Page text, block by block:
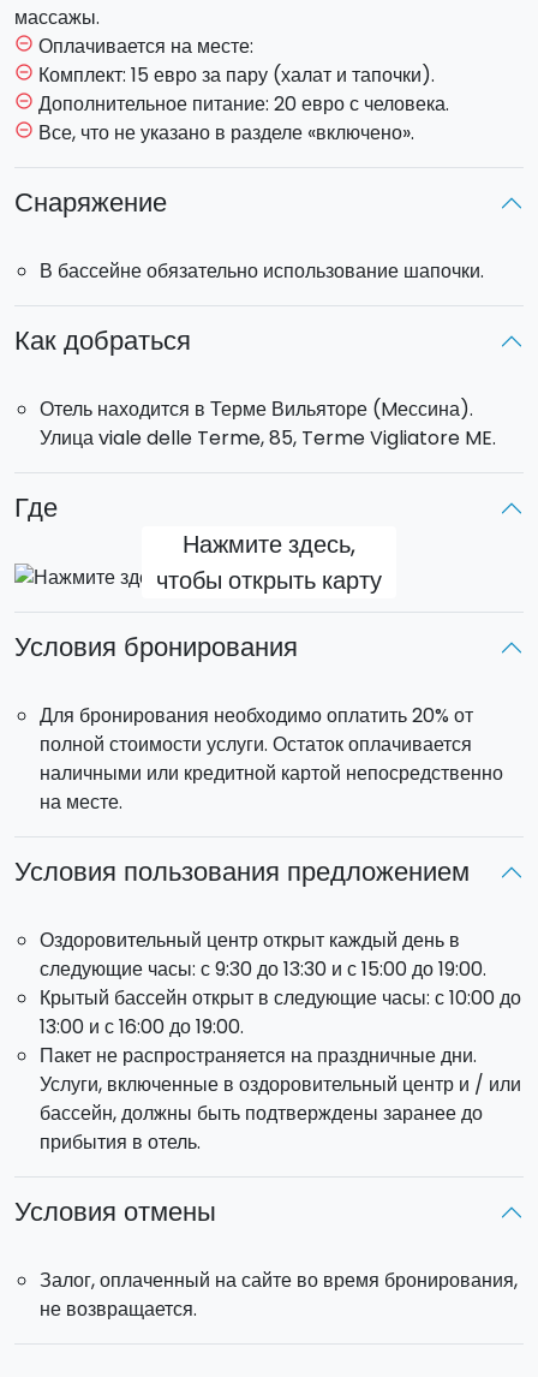
массажы.
remove_circle_outline Оплачивается на месте:
remove_circle_outline Комплект: 15 евро за пару (халат и тапочки).
remove_circle_outline Дополнительное питание: 20 евро с человека.
remove_circle_outline Все, что не указано в разделе «включено».
Снаряжение
В бассейне обязательно использование шапочки.
Как добраться
Отель находится в Терме Вильяторе (Mессина).
Улица viale delle Terme, 85, Terme Vigliatore ME.
Где
Нажмите здесь,
чтобы открыть карту
Условия бронирования
Для бронирования необходимо оплатить 20% от
полной стоимости услуги. Остаток оплачивается
наличными или кредитной картой непосредственно
на месте.
Условия пользования предложением
Оздоровительный центр открыт каждый день в
следующие часы: с 9:30 до 13:30 и с 15:00 до 19:00.
Крытый бассейн открыт в следующие часы: с 10:00 до
13:00 и с 16:00 до 19:00.
Пакет не распространяется на праздничные дни.
Услуги, включенные в оздоровительный центр и / или
бассейн, должны быть подтверждены заранее до
прибытия в отель.
Условия отмены
Залог, оплаченный на сайте во время бронирования,
не возвращается.